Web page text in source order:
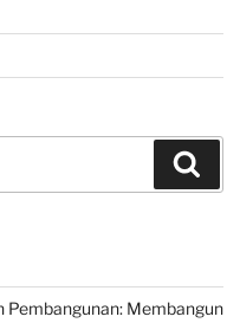
Pembangunan: Membangun